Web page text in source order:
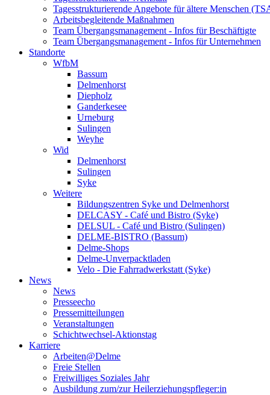
Tagesstrukturierende Angebote für ältere Menschen
Arbeitsbegleitende Maßnahmen
Team Übergangsmanagement - Infos für Beschäftigte
Team Übergangsmanagement - Infos für Unternehmen
Standorte
WfbM
Bassum
Delmenhorst
Diepholz
Ganderkesee
Urneburg
Sulingen
Weyhe
Wid
Delmenhorst
Sulingen
Syke
Weitere
Bildungszentren Syke und Delmenhorst
DELCASY - Café und Bistro (Syke)
DELSUL - Café und Bistro (Sulingen)
DELME-BISTRO (Bassum)
Delme-Shops
Delme-Unverpacktladen
Velo - Die Fahrradwerkstatt (Syke)
News
News
Presseecho
Pressemitteilungen
Veranstaltungen
Schichtwechsel-Aktionstag
Karriere
Arbeiten@Delme
Freie Stellen
Freiwilliges Soziales Jahr
Ausbildung zum/zur Heilerziehungspfleger:in